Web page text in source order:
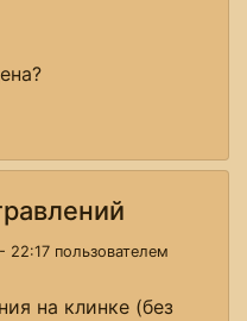
пользователем
на клинке (без